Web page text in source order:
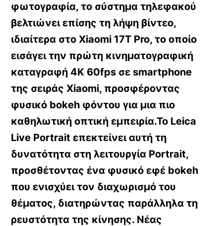
φωτογραφία, το σύστημα τηλεφακού
βελτιώνει επίσης τη λήψη βίντεο,
ιδιαίτερα στο Xiaomi 17T Pro, το οποίο
εισάγει την πρώτη κινηματογραφική
καταγραφή 4K 60fps σε smartphone
της σειράς Xiaomi, προσφέροντας
φυσικό bokeh φόντου για μια πιο
καθηλωτική οπτική εμπειρία.Το Leica
Live Portrait επεκτείνει αυτή τη
δυνατότητα στη λειτουργία Portrait,
προσθέτοντας ένα φυσικό εφέ bokeh
που ενισχύει τον διαχωρισμό του
θέματος, διατηρώντας παράλληλα τη
ρευστότητα της κίνησης. Νέας